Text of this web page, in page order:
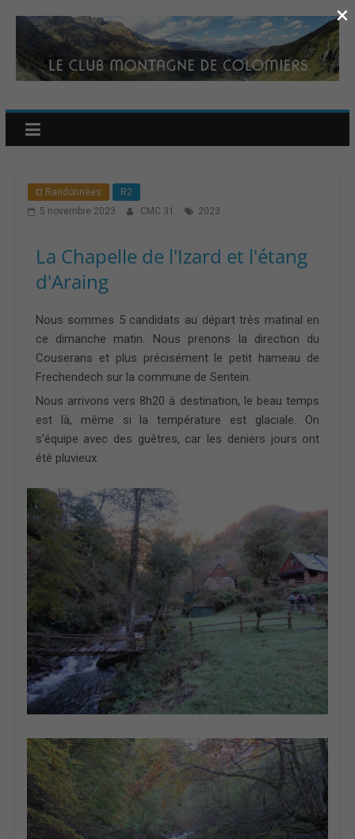
¤ Randonnées
R2
5 novembre 2023
CMC 31 2023
La Chapelle de l'Izard et l'étang
d'Araing
Nous sommes 5 candidats au départ très matinal en
ce dimanche matin. Nous prenons la direction du
Couserans et plus précisément le petit hameau de
Frechendech sur la commune de Sentein.
Nous arrivons vers 8h20 à destination, le beau temps
est là, même si la température est glaciale. On
s’équipe avec des guêtres, car les deniers jours ont
été pluvieux.
×